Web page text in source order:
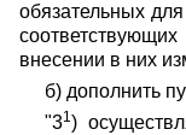
обязательных
внесении в них
б) дополнить
"31)